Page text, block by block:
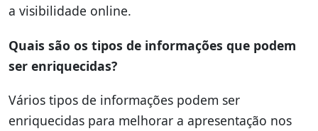
a visibilidade online.
Quais são os tipos de informações que podem
ser enriquecidas?
Vários tipos de informações podem ser
enriquecidas para melhorar a apresentação nos